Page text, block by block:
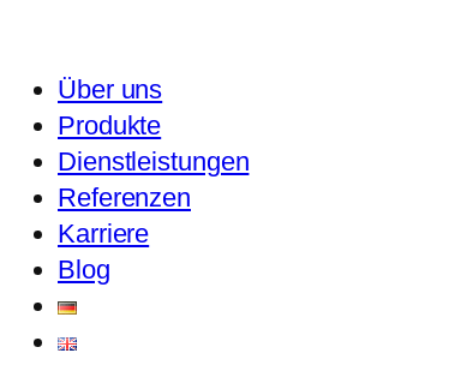
Über uns
Produkte
Dienstleistungen
Referenzen
Karriere
Blog